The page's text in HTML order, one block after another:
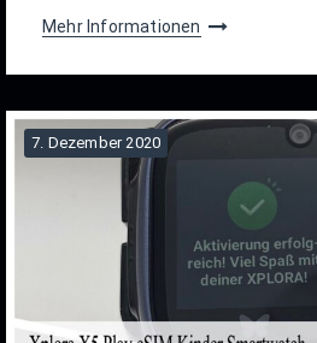
Mehr Informationen
7. Dezember 2020